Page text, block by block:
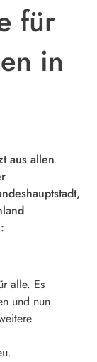
für
in
aus allen
alle. Es
und nun